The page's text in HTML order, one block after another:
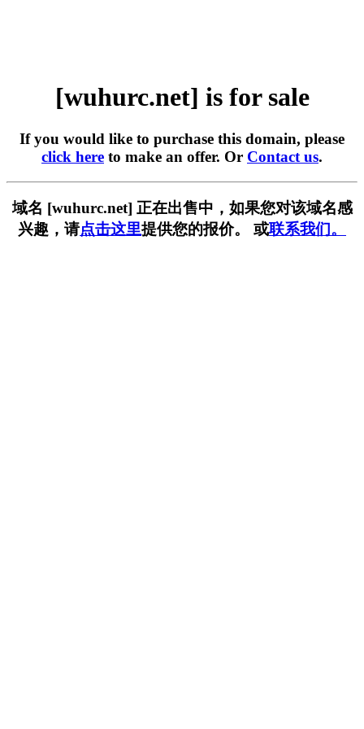
[wuhurc.net] is for sale
If you would like to purchase this domain, please
click here to make an offer. Or Contact us.
域名 [wuhurc.net] 正在出售中，如果您对该域名感
兴趣，请点击这里提供您的报价。 或联系我们。